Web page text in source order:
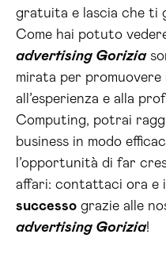
gratuita e lascia che ti
Come hai potuto
advertising Gorizia
mirata per
all’esperienza e alla
Computing, potrai
business in modo
l’opportunità di far
affari: contattaci ora e
successo grazie alle
advertising Gorizia!